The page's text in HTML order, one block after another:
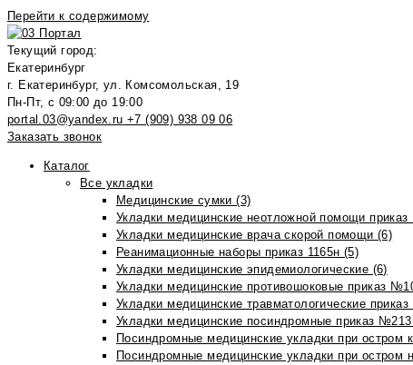
Перейти к содержимому
Текущий город:
Екатеринбург
г. Екатеринбург, ул. Комсомольская, 19
Пн-Пт, с 09:00 до 19:00
portal.03@yandex.ru +7 (909) 938 09 06
Заказать звонок
Каталог
Все укладки
Медицинские сумки (3)
Укладки медицинские неотложной помощи
Укладки медицинские врача скорой помощи (6)
Реанимационные наборы приказ 1165н (5)
Укладки медицинские эпидемиологические (6)
Укладки медицинские противошоковые приказ
Укладки медицинские травматологические
Укладки медицинские посиндромные приказ
Посиндромные медицинские укладки при остром
Посиндромные медицинские укладки при остром